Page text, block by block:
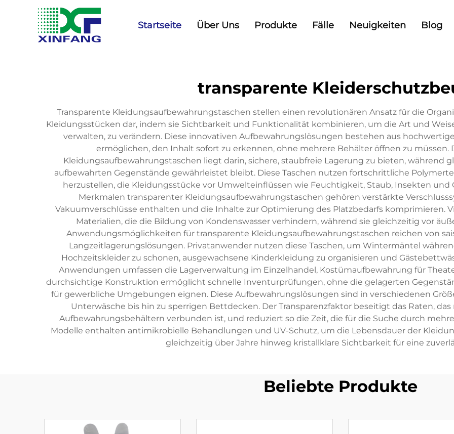
Startseite Über Uns Produkte Fälle Neuigkeiten Blog
transparente
Transparente Kleidungsaufbewahrungstaschen stellen einen revolutionären Ansatz für die
Kleidungsstücken dar, indem sie Sichtbarkeit und Funktionalität kombinieren, um die Art und
verwalten, zu verändern. Diese innovativen Aufbewahrungslösungen bestehen aus
ermöglichen, den Inhalt sofort zu erkennen, ohne mehrere Behälter öffnen zu
Kleidungsaufbewahrungstaschen liegt darin, sichere, staubfreie Lagerung zu bieten, während
aufbewahrten Gegenstände gewährleistet bleibt. Diese Taschen nutzen fortschrittliche
herzustellen, die Kleidungsstücke vor Umwelteinflüssen wie Feuchtigkeit, Staub, Insekten
Merkmalen transparenter Kleidungsaufbewahrungstaschen gehören verstärkte
Vakuumverschlüsse enthalten und die Inhalte zur Optimierung des Platzbedarfs komprimieren.
Materialien, die die Bildung von Kondenswasser verhindern, während sie gleichzeitig vor
Anwendungsmöglichkeiten für transparente Kleidungsaufbewahrungstaschen reichen von
Langzeitlagerungslösungen. Privatanwender nutzen diese Taschen, um Wintermäntel
Hochzeitskleider zu schonen, ausgewachsene Kinderkleidung zu organisieren und
Anwendungen umfassen die Lagerverwaltung im Einzelhandel, Kostümaufbewahrung für
durchsichtige Konstruktion ermöglicht schnelle Inventurprüfungen, ohne die gelagerten
für gewerbliche Umgebungen eignen. Diese Aufbewahrungslösungen sind in verschiedenen
Unterwäsche bis hin zu sperrigen Bettdecken. Der Transparenzfaktor beseitigt das Raten,
Aufbewahrungsbehältern verbunden ist, und reduziert so die Zeit, die für die Suche durch
Modelle enthalten antimikrobielle Behandlungen und UV-Schutz, um die Lebensdauer der
gleichzeitig über Jahre hinweg kristallklare Sichtbarkeit für eine
Beliebte Produkte